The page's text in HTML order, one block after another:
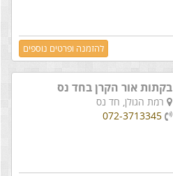
להזמנה ופרטים נוספים
בקתות אור הקרן בחד נס
רמת הגולן, חד נס
072-3713345